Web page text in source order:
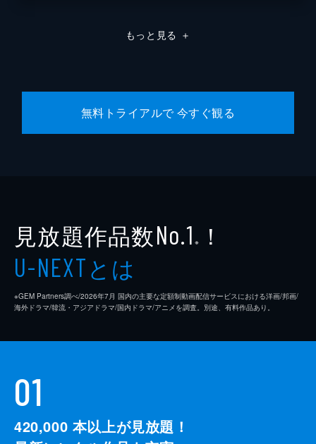
もっと見る ＋
無料トライアルで 今すぐ観る
見放題作品数No.1 ※ ！
U-NEXTとは
※GEM Partners調べ/2026年7⽉ 国内の主要な定額制動画配信サービスにおける洋画/邦画/
海外ドラマ/韓流・アジアドラマ/国内ドラマ/アニメを調査。別途、有料作品あり。
01
420,000 本以上が見放題！